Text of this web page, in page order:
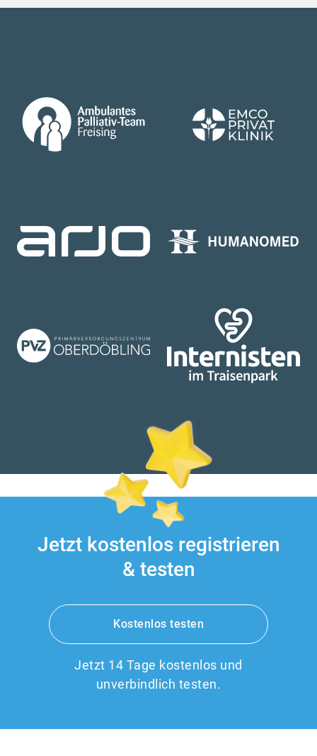
Jetzt kostenlos registrieren
& testen
Kostenlos testen
Jetzt 14 Tage kostenlos und
unverbindlich testen.